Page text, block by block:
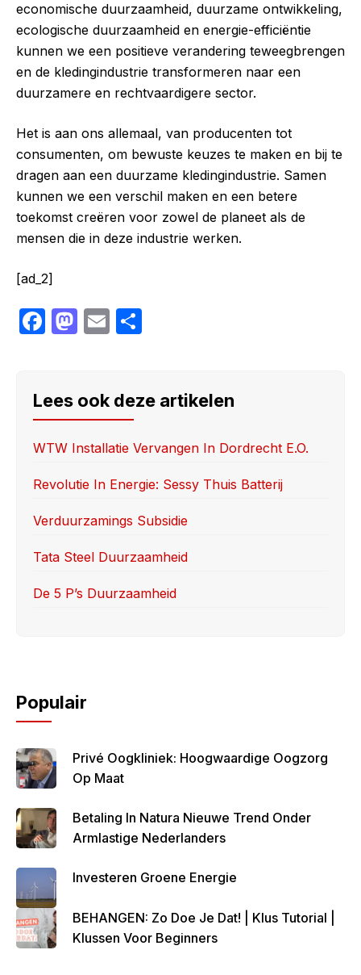
economische duurzaamheid, duurzame ontwikkeling,
ecologische duurzaamheid en energie-efficiëntie
kunnen we een positieve verandering teweegbrengen
en de kledingindustrie transformeren naar een
duurzamere en rechtvaardigere sector.
Het is aan ons allemaal, van producenten tot
consumenten, om bewuste keuzes te maken en bij te
dragen aan een duurzame kledingindustrie. Samen
kunnen we een verschil maken en een betere
toekomst creëren voor zowel de planeet als de
mensen die in deze industrie werken.
[ad_2]
F
e
b
o
o
M
o
d
o
n
E
e
Lees ook deze artikelen
WTW Installatie Vervangen In Dordrecht E.o.
Revolutie In Energie: Sessy Thuis Batterij
Verduurzamings Subsidie
Tata Steel Duurzaamheid
De 5 Pʼs Duurzaamheid
Populair
Privé Oogkliniek: Hoogwaardige Oogzorg
Op Maat
Betaling In Natura Nieuwe Trend Onder
Armlastige Nederlanders
Investeren Groene Energie
BEHANGEN: Zo Doe Je Dat! | Klus Tutorial |
Klussen Voor Beginners